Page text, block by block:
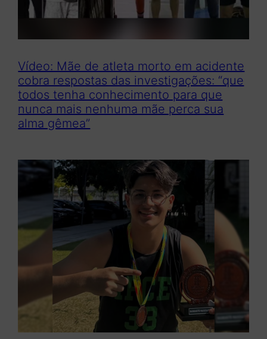
Vídeo: Mãe de atleta morto em acidente
cobra respostas das investigações: “que
todos tenha conhecimento para que
nunca mais nenhuma mãe perca sua
alma gêmea”